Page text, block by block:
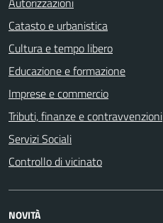
Catasto e urbanistica
Cultura e tempo libero
Educazione e formazione
Imprese e commercio
Tributi, finanze e contravvenzioni
Servizi Sociali
Controllo di vicinato
NOVITÀ